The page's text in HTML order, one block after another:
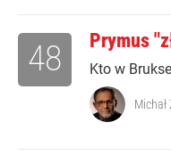
Prymus
Kto w
48
Michał